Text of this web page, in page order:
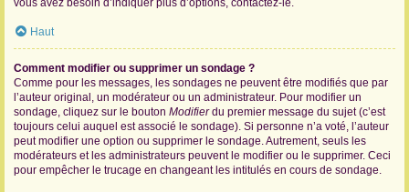
vous avez besoin d’indiquer plus d’options, contactez-le.
Haut
Comment modifier ou supprimer un sondage ?
Comme pour les messages, les sondages ne peuvent être modifiés que par
l’auteur original, un modérateur ou un administrateur. Pour modifier un
sondage, cliquez sur le bouton Modifierdu premier message du sujet (c’est
toujours celui auquel est associé le sondage). Si personne n’a voté, l’auteur
peut modifier une option ou supprimer le sondage. Autrement, seuls les
modérateurs et les administrateurs peuvent le modifier ou le supprimer. Ceci
pour empêcher le trucage en changeant les intitulés en cours de sondage.